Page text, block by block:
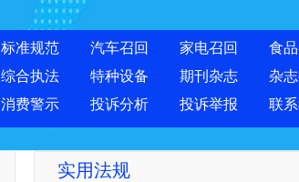
标准规范 汽车召回 家电召回
食
综合执法 特种设备 期刊杂志
杂
消费警示 投诉分析 投诉举报 联
实用法规